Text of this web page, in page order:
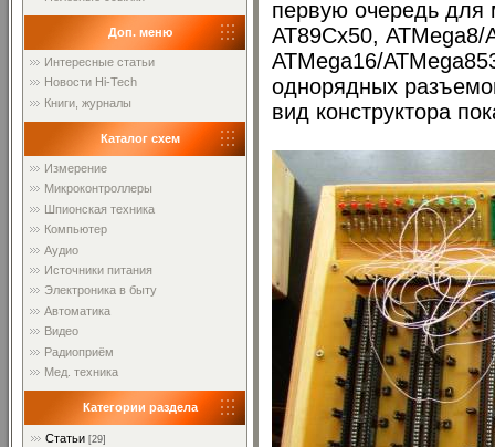
Доп. меню
Интересные статьи
Новости Hi-Tech
Книги, журналы
Каталог схем
Измерение
Микроконтроллеры
Шпионская техника
Компьютер
Аудио
Источники питания
Электроника в быту
Автоматика
Видео
Радиоприём
Мед. техника
Категории раздела
Статьи [29]
первую очередь для
АТ89Сх50, ATMega8/
ATMega16/
однорядных
вид конструктора